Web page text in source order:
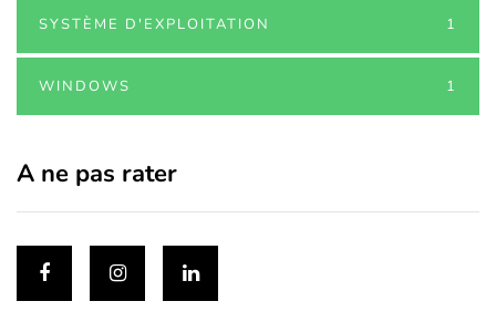
SYSTÈME D'EXPLOITATION 1
WINDOWS 1
A ne pas rater